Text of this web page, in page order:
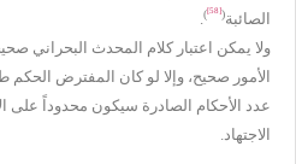
الصائبة(
[58]
)
ولا يمكن اعتبار كلام المحدث البحراني
الأمور صحيح، وإلا لو كان المفترض
عدد الأحكام الصادرة سيكون محدوداً على
الاجتهاد.